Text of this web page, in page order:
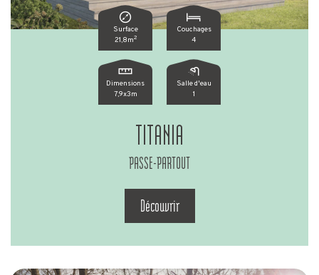
Surface
21,8m2
Couchages
4
Dimensions
7,9x3m
Salle d'eau
1
TITANIA
PASSE-PARTOUT
Découvrir